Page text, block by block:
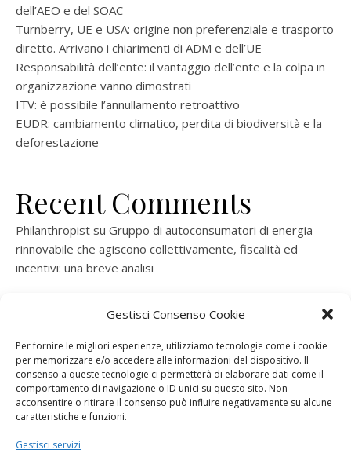
Gestisci Consenso Cookie
Per fornire le migliori esperienze, utilizziamo tecnologie come i cookie
per memorizzare e/o accedere alle informazioni del dispositivo. Il
consenso a queste tecnologie ci permetterà di elaborare dati come il
comportamento di navigazione o ID unici su questo sito. Non
acconsentire o ritirare il consenso può influire negativamente su alcune
caratteristiche e funzioni.
Gestisci servizi
dell’AEO e del SOAC
Turnberry, UE e USA: origine non preferenziale e trasporto
diretto. Arrivano i chiarimenti di ADM e dell’UE
Responsabilità dell’ente: il vantaggio dell’ente e la colpa in
organizzazione vanno dimostrati
ITV: è possibile l’annullamento retroattivo
EUDR: cambiamento climatico, perdita di biodiversità e la
deforestazione
Recent Comments
Philanthropist su Gruppo di autoconsumatori di energia
rinnovabile che agiscono collettivamente, fiscalità ed
incentivi: una breve analisi
rinnovabile che agiscono collettivamente, fiscalità ed
ramatogelsuGruppo di autoconsumatori di energia
rinnovabile che agiscono collettivamente, fiscalità ed
incentivi: una breve analisi
consorzio per la produzione di energia elettrica